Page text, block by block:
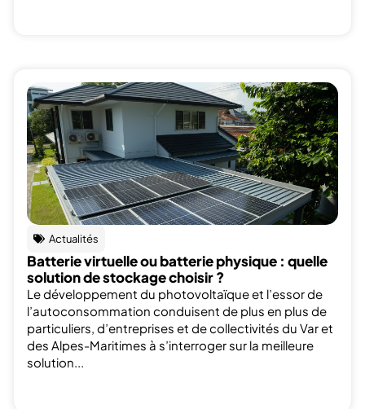
Actualités
Batterie virtuelle ou batterie physique : quelle
solution de stockage choisir ?
Le développement du photovoltaïque et l’essor de
l’autoconsommation conduisent de plus en plus de
particuliers, d’entreprises et de collectivités du Var et
des Alpes-Maritimes à s’interroger sur la meilleure
solution...